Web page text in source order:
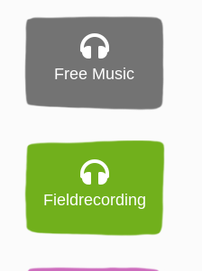
Free Music
Fieldrecording